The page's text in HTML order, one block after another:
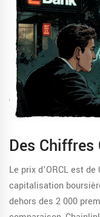
Des Chiffres
Le prix d’ORCL est
capitalisation
dehors des 2 000